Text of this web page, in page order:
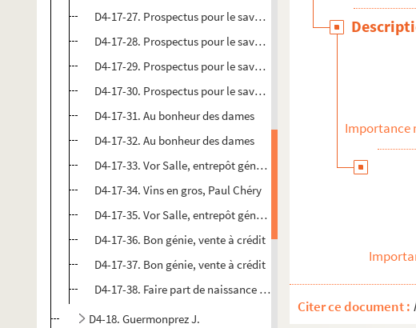
D4-17-27. Prospectus pour le savon de ménage Sunlight
D4-17-28. Prospectus pour le savon de ménage Sunlight
D4-17-29. Prospectus pour le savon de ménage Sunlight
D4-17-30. Prospectus pour le savon de ménage Sunlight
D4-17-31. Au bonheur des dames
D4-17-32. Au bonheur des dames
D4-17-33. Vor Salle, entrepôt général des parfumeries
D4-17-34. Vins en gros, Paul Chéry
D4-17-35. Vor Salle, entrepôt général des parfumeries
D4-17-36. Bon génie, vente à crédit
D4-17-37. Bon génie, vente à crédit
D4-17-38. Faire part de naissance de M. et Mme. L'Herminez-
D4-18. Guermonprez J.
Importance
Citer ce document :